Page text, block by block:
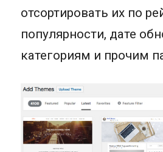
отсортировать их по
популярности, дате
категориям и прочим